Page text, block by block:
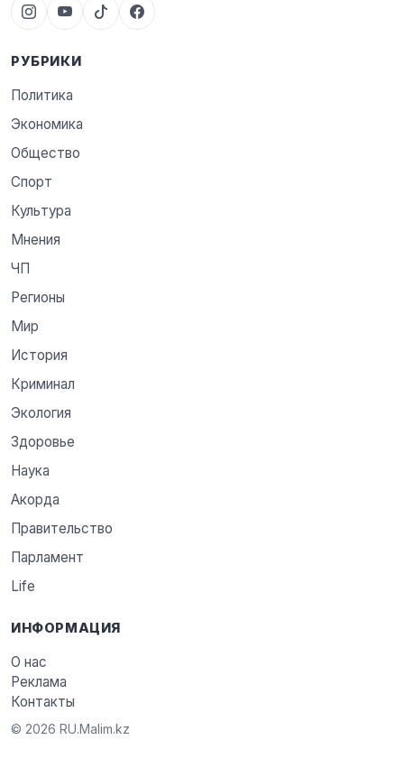
РУБРИКИ
Политика
Экономика
Общество
Спорт
Культура
Мнения
ЧП
Регионы
Мир
История
Криминал
Экология
Здоровье
Наука
Акорда
Правительство
Парламент
Life
ИНФОРМАЦИЯ
О нас
Реклама
Контакты
© 2026 RU.Malim.kz